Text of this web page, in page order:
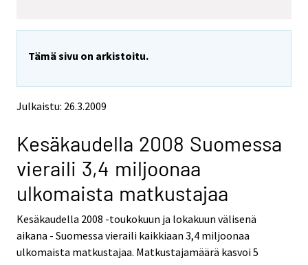
Tämä sivu on arkistoitu.
Julkaistu: 26.3.2009
Kesäkaudella 2008 Suomessa
vieraili 3,4 miljoonaa
ulkomaista matkustajaa
Kesäkaudella 2008 -toukokuun ja lokakuun välisenä
aikana - Suomessa vieraili kaikkiaan 3,4 miljoonaa
ulkomaista matkustajaa. Matkustajamäärä kasvoi 5